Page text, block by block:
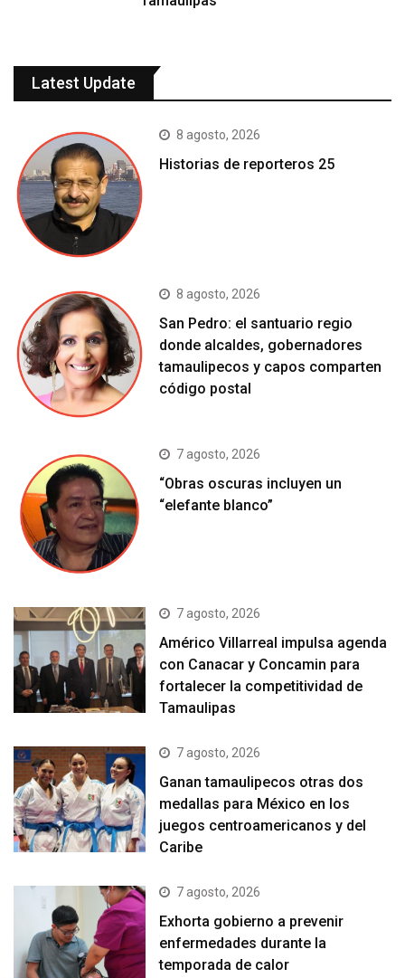
Latest Update
8 agosto, 2026
Historias de reporteros 25
8 agosto, 2026
San Pedro: el santuario regio
donde alcaldes, gobernadores
tamaulipecos y capos comparten
código postal
7 agosto, 2026
“Obras oscuras incluyen un
“elefante blanco”
7 agosto, 2026
Américo Villarreal impulsa agenda
con Canacar y Concamin para
fortalecer la competitividad de
Tamaulipas
7 agosto, 2026
Ganan tamaulipecos otras dos
medallas para México en los
juegos centroamericanos y del
Caribe
7 agosto, 2026
Exhorta gobierno a prevenir
enfermedades durante la
temporada de calor